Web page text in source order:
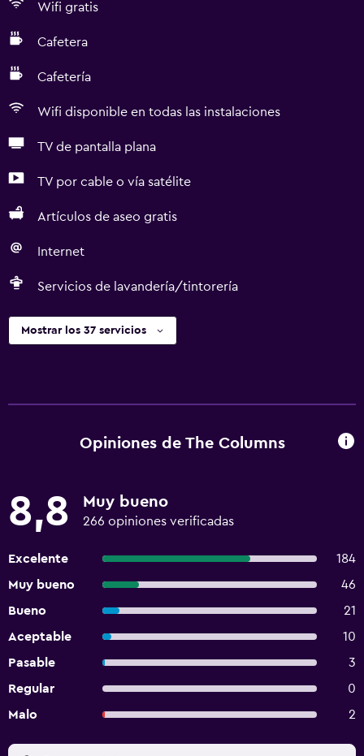
Wifi gratis
Cafetera
Cafetería
Wifi disponible en todas las instalaciones
TV de pantalla plana
TV por cable o vía satélite
Artículos de aseo gratis
Internet
Servicios de lavandería/tintorería
Mostrar los 37 servicios
Opiniones de The Columns
8,8 Muy bueno
266 opiniones verificadas
Excelente
184
Muy bueno
46
Bueno
21
Aceptable
10
Pasable
3
Regular
0
Malo
2